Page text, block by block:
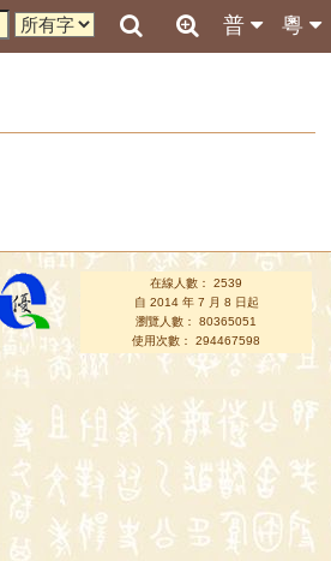
粵
普
在線人數： 2539
自 2014 年 7 月 8 日起
瀏覽人數： 80365051
使用次數： 294467598